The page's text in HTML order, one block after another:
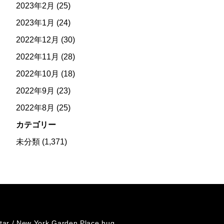
2023年2月 (25)
2023年1月 (24)
2022年12月 (30)
2022年11月 (28)
2022年10月 (18)
2022年9月 (23)
2022年8月 (25)
カテゴリー
未分類(1,371)